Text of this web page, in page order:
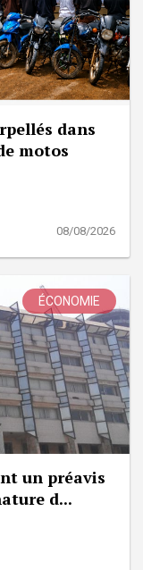
dans
motos
08/08/2026
ÉCONOMIE
un préavis
d...